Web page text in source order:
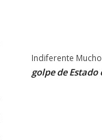
Indiferente
golpe de Estado